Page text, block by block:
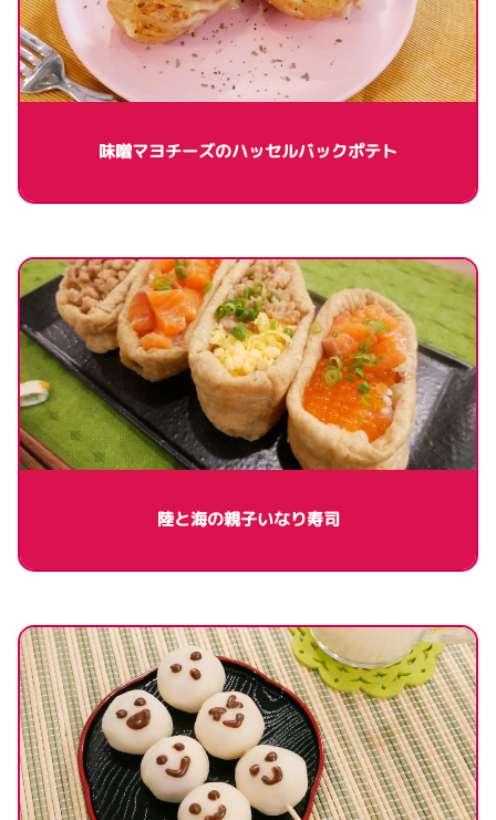
味噌マヨチーズのハッセルバックポテト
陸と海の親子いなり寿司